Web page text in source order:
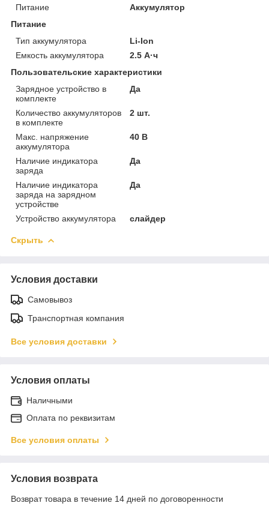
Питание
Аккумулятор
Питание
Тип аккумулятора
Li-Ion
Емкость аккумулятора
2.5 А·ч
Пользовательские характеристики
Зарядное устройство в
комплекте
Да
Количество аккумуляторов
в комплекте
2 шт.
Макс. напряжение
аккумулятора
40 В
Наличие индикатора
заряда
Да
Наличие индикатора
заряда на зарядном
устройстве
Да
Устройство аккумулятора слайдер
Скрыть
Условия доставки
Самовывоз
Транспортная компания
Все условия доставки
Условия оплаты
Наличными
Оплата по реквизитам
Все условия оплаты
Условия возврата
Возврат товара в течение 14 дней по договоренности